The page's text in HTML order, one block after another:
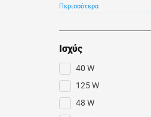
Περισσότερα
Ισχύς
40 W
125 W
48 W